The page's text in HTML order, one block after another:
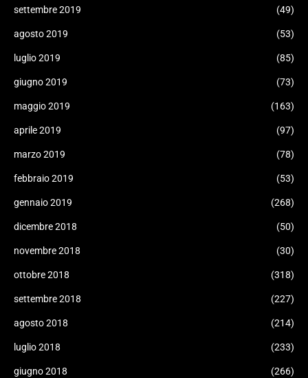
settembre 2019 (49)
agosto 2019 (53)
luglio 2019 (85)
giugno 2019 (73)
maggio 2019 (163)
aprile 2019 (97)
marzo 2019 (78)
febbraio 2019 (53)
gennaio 2019 (268)
dicembre 2018 (50)
novembre 2018 (30)
ottobre 2018 (318)
settembre 2018 (227)
agosto 2018 (214)
luglio 2018 (233)
giugno 2018 (266)